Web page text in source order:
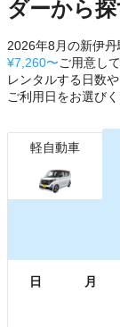
ダーから
2026年8月の新伊
¥7,260〜ご用意し
レンタルする日数
ご利用日をお選びく
軽自動車
日 月